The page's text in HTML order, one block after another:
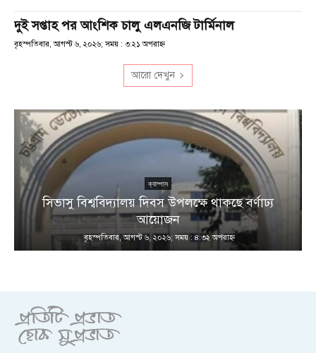
দুই সপ্তাহ পর আংশিক চালু এলএনজি টার্মিনাল
বৃহস্পতিবার, আগস্ট ৬, ২০২৬; সময় : ৩:২১ অপরাহ্ণ
আরো দেখুন
ক্যাম্পাস
সিভাসু বিশ্ববিদ্যালয় দিবস উপলক্ষে থাকছে বর্ণাঢ্য
আয়োজন
বৃহস্পতিবার, আগস্ট ৬, ২০২৬; সময় : ৪:৩২ অপরাহ্ণ